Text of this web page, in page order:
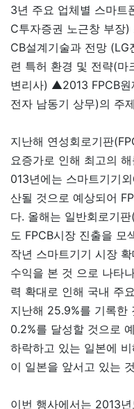
3년 주요 업체별 스마트
C투자증권 노근창 부장
CB설계기술과 전망
련 특허 환경 및 전략(마
변리사) ▲2013 FPCB
전자 남동기 상무)의 주
지난해 연성회로기판
요증가로 인해 최고의
013년에는 스마트기기
산될 것으로 예상되어
다. 올해는 일반회로기
도 FPCB시장 진출을 모
작년 스마트기기 시장
수익을 본 것 으로 나타
력 확대로 인해 국내 주
지난해 25.9%를 기록한
0.2%를 달성할 것으로
하락하고 있는 일본에
이 일본을 앞서고 있는
이번 행사에서는 2013